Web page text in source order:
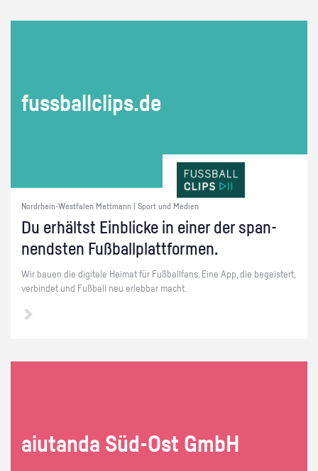
fuss­ball­clips.de
Nordrhein-Westfalen Mettmann | Sport und Medien
Du er­hältst Ein­bli­cke in einer der span­
nends­ten Fuß­ball­platt­for­men.
Wir bauen die di­gi­ta­le Hei­mat für Fuß­ball­fans. Eine App, die be­geis­tert,
ver­bin­det und Fuß­ball neu er­leb­bar macht.
ai­utan­da Süd-Ost GmbH